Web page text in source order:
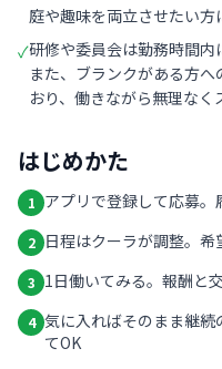
庭や趣味を両立させたい方
✓研修や委員会は勤務時間内
また、ブランクがある方
おり、働きながら無理なく
はじめかた
1 アプリで登録して応募
2 日程はクーラが調整。
3 1日働いてみる。報酬と
4 気に入ればそのまま継
てOK